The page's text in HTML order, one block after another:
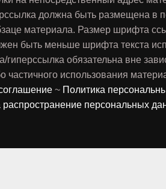
должна быть размещена в
материала. Размер шрифта
быть меньше шрифта текста
гиперссылка обязательна вне
частичного использования
~ Политика
распространение персональных